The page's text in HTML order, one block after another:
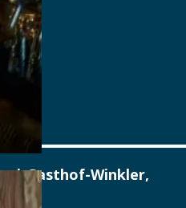
Gasthof-Winkler,